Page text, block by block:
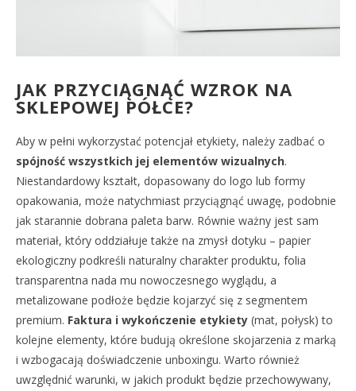
JAK PRZYCIĄGNĄĆ WZROK NA
SKLEPOWEJ PÓŁCE?
Aby w pełni wykorzystać potencjał etykiety, należy zadbać o
spójność wszystkich jej elementów wizualnych.
Niestandardowy kształt, dopasowany do logo lub formy
opakowania, może natychmiast przyciągnąć uwagę, podobnie
jak starannie dobrana paleta barw. Równie ważny jest sam
materiał, który oddziałuje także na zmysł dotyku – papier
ekologiczny podkreśli naturalny charakter produktu, folia
transparentna nada mu nowoczesnego wyglądu, a
metalizowane podłoże będzie kojarzyć się z segmentem
premium. Faktura i wykończenie etykiety (mat, połysk) to
kolejne elementy, które budują określone skojarzenia z marką
i wzbogacają doświadczenie unboxingu. Warto również
uwzględnić warunki, w jakich produkt będzie przechowywany,